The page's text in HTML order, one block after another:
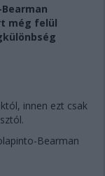
még felül
innen ezt csak
Bearman